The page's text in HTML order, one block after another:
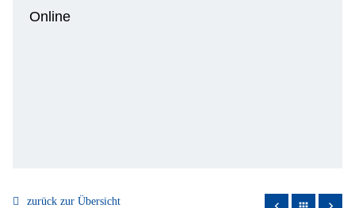
Online
zurück zur Übersicht